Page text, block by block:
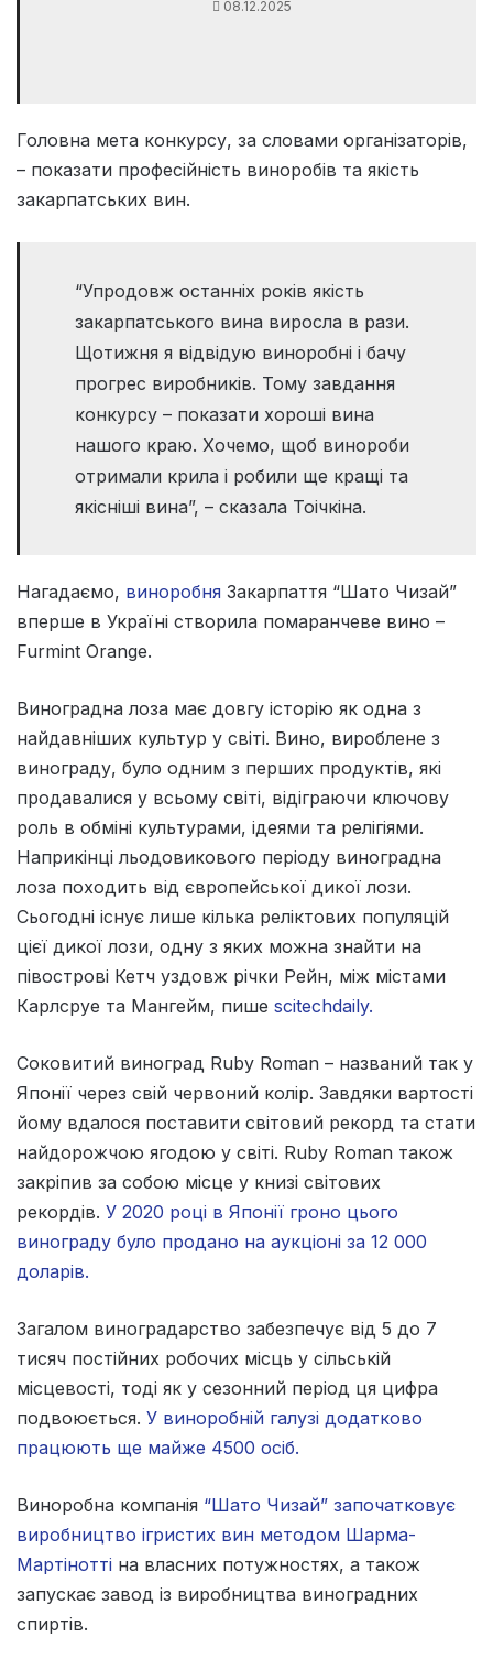
08.12.2025
Головна мета конкурсу, за словами організаторів,
– показати професійність виноробів та якість
закарпатських вин.
“Упродовж останніх років якість
закарпатського вина виросла в рази.
Щотижня я відвідую виноробні і бачу
прогрес виробників. Тому завдання
конкурсу – показати хороші вина
нашого краю. Хочемо, щоб винороби
отримали крила і робили ще кращі та
якісніші вина”, – сказала Тоічкіна.
Нагадаємо, виноробня Закарпаття “Шато Чизай”
вперше в Україні створила помаранчеве вино –
Furmint Orange.
Виноградна лоза має довгу історію як одна з
найдавніших культур у світі. Вино, вироблене з
винограду, було одним з перших продуктів, які
продавалися у всьому світі, відіграючи ключову
роль в обміні культурами, ідеями та релігіями.
Наприкінці льодовикового періоду виноградна
лоза походить від європейської дикої лози.
Сьогодні існує лише кілька реліктових популяцій
цієї дикої лози, одну з яких можна знайти на
півострові Кетч уздовж річки Рейн, між містами
Карлсруе та Мангейм, пише scitechdaily.
Соковитий виноград Ruby Roman – названий так у
Японії через свій червоний колір. Завдяки вартості
йому вдалося поставити світовий рекорд та стати
найдорожчою ягодою у світі. Ruby Roman також
закріпив за собою місце у книзі світових
рекордів. У 2020 році в Японії гроно цього
винограду було продано на аукціоні за 12 000
доларів.
Загалом виноградарство забезпечує від 5 до 7
тисяч постійних робочих місць у сільській
місцевості, тоді як у сезонний період ця цифра
подвоюється. У виноробній галузі додатково
працюють ще майже 4500 осіб.
Виноробна компанія “Шато Чизай” започатковує
виробництво ігристих вин методом Шарма-
Мартінотті на власних потужностях, а також
запускає завод із виробництва виноградних
спиртів.